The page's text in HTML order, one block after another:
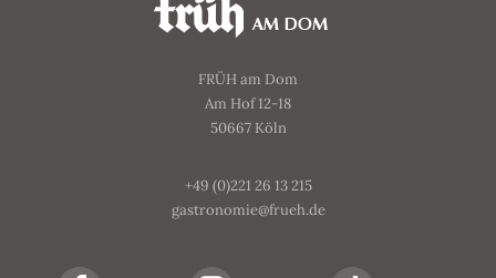
FRÜH am Dom
Am Hof 12-18
50667 Köln
+49 (0)221 26 13 215
gastronomie@frueh.de